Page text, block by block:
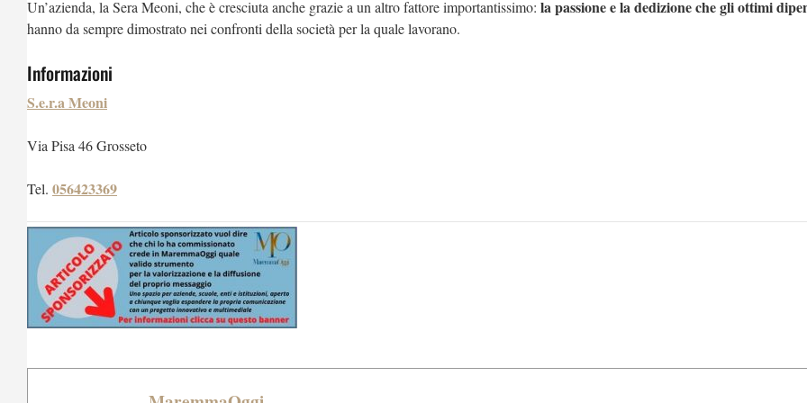
Un’azienda, la Sera Meoni, che è cresciuta anche grazie a un altro fattore importantissimo: la passione e la dedizione che gli ottimi
hanno da sempre dimostrato nei confronti della società per la quale lavorano.
Informazioni
S.e.r.a Meoni
Via Pisa 46 Grosseto
Tel. 056423369